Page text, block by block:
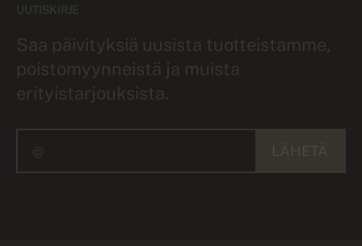
UUTISKIRJE
Saa päivityksiä uusista tuotteistamme,
poistomyynneistä ja muista
erityistarjouksista.